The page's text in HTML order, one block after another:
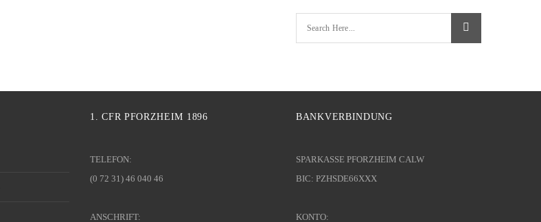
1. CFR PFORZHEIM 1896
TELEFON:
(0 72 31) 46 040 46
ANSCHRIFT:
BANKVERBINDUNG
SPARKASSE PFORZHEIM CALW
BIC: PZHSDE66XXX
KONTO: